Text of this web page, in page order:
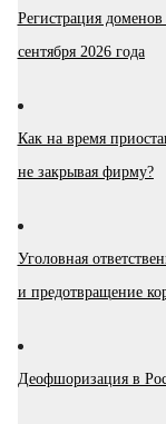
Регистрация
сентября 2026 года
Как на время
не закрывая фирму?
Уголовная
и предотвращение
Деофшоризация в